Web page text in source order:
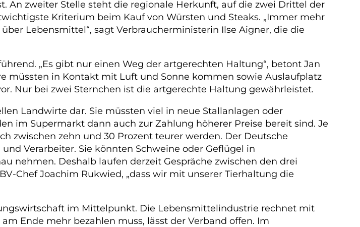
An zweiter Stelle steht die regionale Herkunft, auf die zwei Drittel der
Kriterium beim Kauf von Würsten und Steaks. „Immer mehr
Lebensmittel“, sagt Verbraucherministerin Ilse Aigner, die die
„Es gibt nur einen Weg der artgerechten Haltung“, betont Jan
müssten in Kontakt mit Luft und Sonne kommen sowie Auslaufplatz
Nur bei zwei Sternchen ist die artgerechte Haltung gewährleistet.
Landwirte dar. Sie müssten viel in neue Stallanlagen oder
im Supermarkt dann auch zur Zahlung höherer Preise bereit sind. Je
zwischen zehn und 30 Prozent teurer werden. Der Deutsche
Verarbeiter. Sie könnten Schweine oder Geflügel in
nehmen. Deshalb laufen derzeit Gespräche zwischen den drei
Chef Joachim Rukwied, „dass wir mit unserer Tierhaltung die
im Mittelpunkt. Die Lebensmittelindustrie rechnet mit
Ende mehr bezahlen muss, lässt der Verband offen. Im